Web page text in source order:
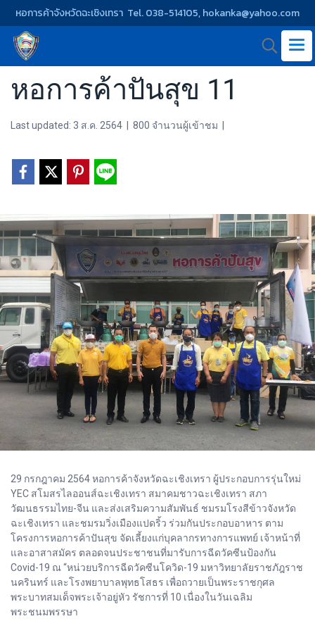
หอการค้าจังหวัดฉะเชิงเทรา Tel. 038-514105, hokanka@yahoo.com
หอการค้าปันสุข 11
Last updated: 3 ส.ค. 2564 800 จำนวนผู้เข้าชม
29 กรกฎาคม 2564 หอการค้าจังหวัดฉะเชิงเทรา ผู้ประกอบการรุ่นใหม่
YEC สโมสรไลออนส์ฉะเชิงเทรา สมาคมชาวฉะเชิงเทรา สภา
วัฒนธรรมไทย-จีน และส่งเสริมความสัมพันธ์ ชมรมโรงสีข้าวจังหวัด
ฉะเชิงเทรา และชมรมวิ่งเมืองแปดริ้ว ร่วมกันประกอบอาหาร ตาม
โครงการหอการค้าปันสุข จัดเลี้ยงแก่บุคลากรทางการแพทย์ เจ้าหน้าที่
และอาสาสมัคร ตลอดจนประชาชนที่มารับการฉีดวัคซีนป้องกัน
Covid-19 ณ “หน่วยบริการฉีดวัคซีนโควิด-19 มหาวิทยาลัยราชภัฎราช
นครินทร์ และโรงพยาบาลพุทธโสธร เพื่อถวายเป็นพระราชกุศล
พระบาทสมเด็จพระเจ้าอยู่หัว รัชการที่ 10 เนื่องในวันเฉลิม
พระชนมพรรษา